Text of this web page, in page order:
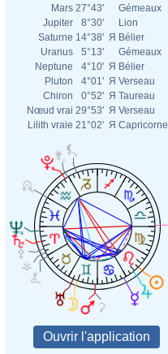
Mars 27°43'
Gémeaux
Jupiter
8°30'
Lion
Saturne 14°38' Я Bélier
Uranus
5°13'
Gémeaux
Neptune
4°10' Я Bélier
Pluton
4°01' Я Verseau
Chiron
0°52' Я Taureau
Nœud vrai 29°53' Я Verseau
Lilith vraie 21°02' Я Capricorne